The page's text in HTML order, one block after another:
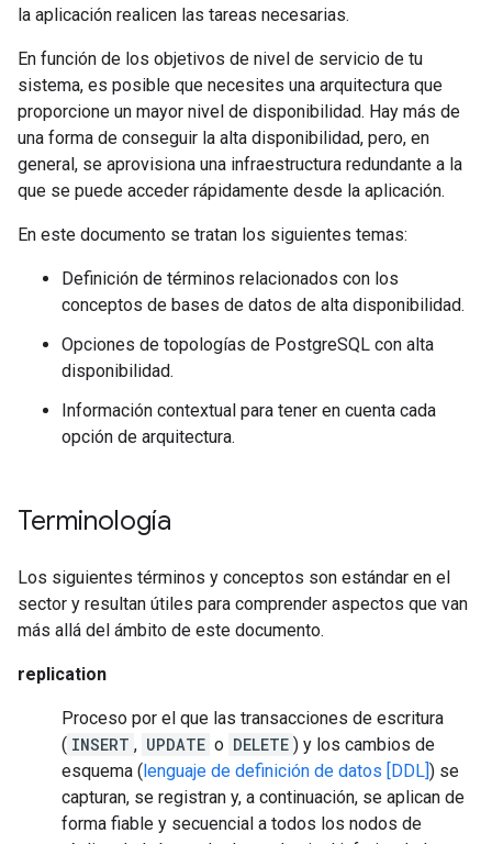
la aplicación realicen las tareas necesarias.
En función de los objetivos de nivel de servicio de tu
sistema, es posible que necesites una arquitectura que
proporcione un mayor nivel de disponibilidad. Hay más de
una forma de conseguir la alta disponibilidad, pero, en
general, se aprovisiona una infraestructura redundante a la
que se puede acceder rápidamente desde la aplicación.
En este documento se tratan los siguientes temas:
Definición de términos relacionados con los
conceptos de bases de datos de alta disponibilidad.
Opciones de topologías de PostgreSQL con alta
disponibilidad.
Información contextual para tener en cuenta cada
opción de arquitectura.
Terminología
Los siguientes términos y conceptos son estándar en el
sector y resultan útiles para comprender aspectos que van
más allá del ámbito de este documento.
replication
Proceso por el que las transacciones de escritura
( INSERT , UPDATE o DELETE ) y los cambios de
esquema (lenguaje de definición de datos [DDL]) se
capturan, se registran y, a continuación, se aplican de
forma fiable y secuencial a todos los nodos de